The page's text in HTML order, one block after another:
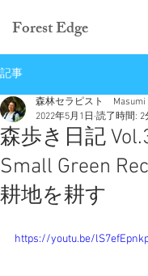
Forest Edge
記事
森歩き日記
Small Green
耕地を耕す
森林セラピスト Masumi
2022年5月1日 読了時間: 2
https://youtu.be/